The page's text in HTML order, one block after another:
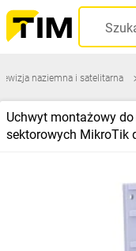
naziemna i satelitarna
Uchwyt montażowy
sektorowych MikroTik